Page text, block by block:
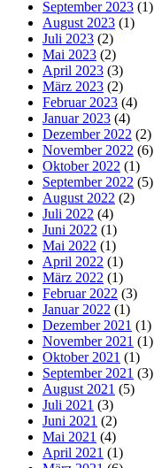
September 2023 (1)
August 2023 (1)
Juli 2023 (2)
Mai 2023 (2)
April 2023 (3)
März 2023 (2)
Februar 2023 (4)
Januar 2023 (4)
Dezember 2022 (2)
November 2022 (6)
Oktober 2022 (1)
September 2022 (5)
August 2022 (2)
Juli 2022 (4)
Juni 2022 (1)
Mai 2022 (1)
April 2022 (1)
März 2022 (1)
Februar 2022 (3)
Januar 2022 (1)
Dezember 2021 (1)
November 2021 (1)
Oktober 2021 (1)
September 2021 (3)
August 2021 (5)
Juli 2021 (3)
Juni 2021 (2)
Mai 2021 (4)
April 2021 (1)